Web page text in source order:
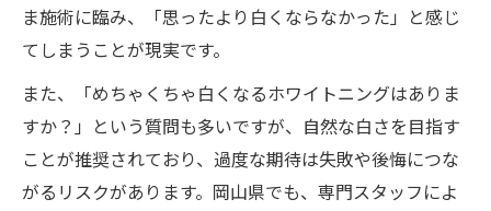
基準
口コミで多いトラブルを防ぐ施術の受け方
白くならないリスクを減らすためのポイン
ト
施術回数と効果の関係を正しく理解する方
法
ま施術に臨み、「思ったより白くならなかった」と感じ
てしまうことが現実です。
また、「めちゃくちゃ白くなるホワイトニングはありま
すか？」という質問も多いですが、自然な白さを目指す
ことが推奨されており、過度な期待は失敗や後悔につな
がるリスクがあります。岡山県でも、専門スタッフによ